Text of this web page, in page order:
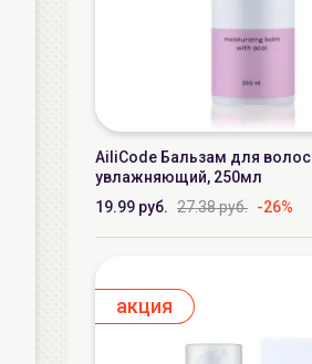
AiliCode Бальзам для волос
увлажняющий, 250мл
19.99 руб. 27.38 руб. -26%
aкция